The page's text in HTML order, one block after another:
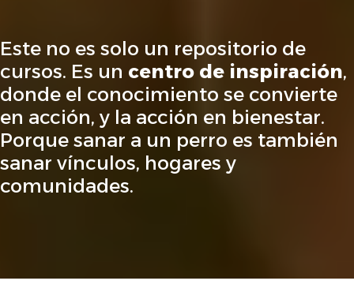
Este no es solo un repositorio de
cursos. Es un centro de inspiración,
donde el conocimiento se convierte
en acción, y la acción en bienestar.
Porque sanar a un perro es también
sanar vínculos, hogares y
comunidades.